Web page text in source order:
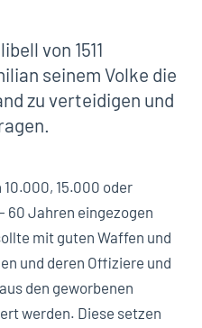
von 1511
seinem Volke die
zu verteidigen und
15.000 oder
60 Jahren eingezogen
mit guten Waffen und
und deren Offiziere und
den geworbenen
werden. Diese setzen